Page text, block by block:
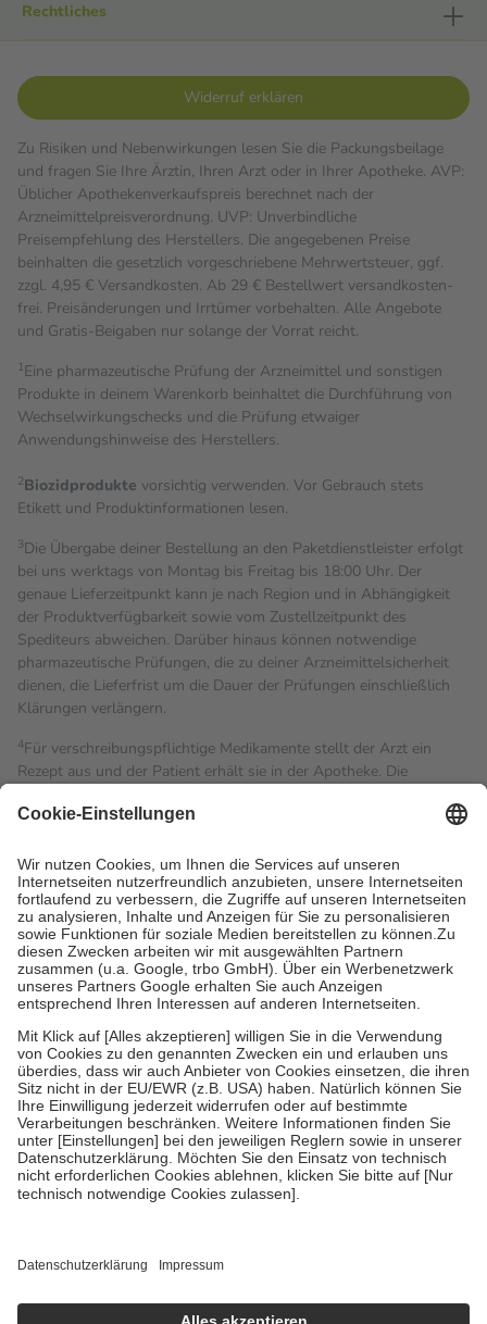
Rechtliches
Widerruf erklären
Zu Risiken und Nebenwirkungen lesen Sie die Packungsbeilage
und fragen Sie Ihre Ärztin, Ihren Arzt oder in Ihrer Apotheke. AVP:
Üblicher Apothekenverkaufspreis berechnet nach der
Arzneimittelpreisverordnung. UVP: Unverbindliche
Preisempfehlung des Herstellers. Die angegebenen Preise
beinhalten die gesetzlich vorgeschriebene Mehrwertsteuer, ggf.
zzgl. 4,95 € Versandkosten. Ab 29 € Bestell­wert versand­kosten­
frei. Preisänderungen und Irrtümer vorbehalten. Alle Angebote
und Gratis-Beigaben nur solange der Vorrat reicht.
1Eine pharmazeutische Prüfung der Arzneimittel und sonstigen
Produkte in deinem Warenkorb beinhaltet die Durchführung von
Wechselwirkungschecks und die Prüfung etwaiger
Anwendungshinweise des Herstellers.
2Biozidprodukte vorsichtig verwenden. Vor Gebrauch stets
Etikett und Produktinformationen lesen.
3Die Übergabe deiner Bestellung an den Paketdienstleister erfolgt
bei uns werktags von Montag bis Freitag bis 18:00 Uhr. Der
genaue Lieferzeitpunkt kann je nach Region und in Abhängigkeit
der Produktverfügbarkeit sowie vom Zustellzeitpunkt des
Spediteurs abweichen. Darüber hinaus können notwendige
pharmazeutische Prüfungen, die zu deiner Arzneimittelsicherheit
dienen, die Lieferfrist um die Dauer der Prüfungen einschließlich
Klärungen verlängern.
4Für verschreibungspflichtige Medikamente stellt der Arzt ein
Rezept aus und der Patient erhält sie in der Apotheke. Die
Kosten dafür, der Versicherte trägt einen Teil davon als Zuzahlung
Grundsätzlich leisten Mitglieder Zuzahlungen in Höhe von zehn
Prozent des Abgabepreises,mindestensjedochfünf Euround
höchstens zehn Euro.Es sind jedoch nie mehr als die
tatsächlichen Kosten der Leistung zu entrichten.
Diese Regeln gelten grundsätzlich auch für Online-Apotheken.
Bei Heilmitteln und häuslicher Krankenpflege beträgt die
Zuzahlung zehn Prozent der Kosten sowie zehn Euro je
Um das Engagement der Versicherten für ihre eigene Gesundheit
zu stärken und die besondere Stellung der Familie zu unterstützen,
fallenkeine Zuzahlungenan bei:
• Kindern und Jugendlichen bis zum vollendeten 18. Lebensjahr
mit Ausnahme der Fahrkosten
• Untersuchungen zur Vorsorge und Früherkennung, die von der
GKV getragen werden
• empfohlenen Schutzimpfungen
Wir nutzen Trusted Shops als unabhängigen Dienstleister für die
getroffen, um sicherzustellen, dass es sich um echte Bewertungen